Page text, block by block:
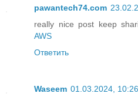
pawantech74.com
really nice post keep
AWS
Ответить
Waseem 01.03.2024, 10:26